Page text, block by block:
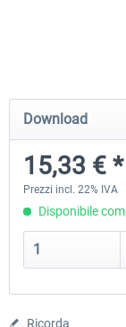
SubwaySim 2 -
Gisela (GI/
18,44
Download
15,33 € *
Prezzi incl. 22% IVA
Disponibile
Ricorda